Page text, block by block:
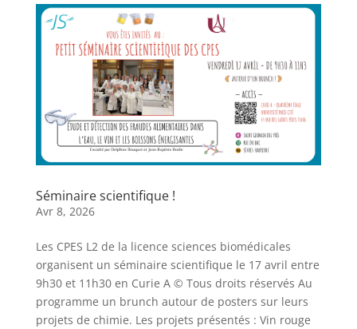
Séminaire scientifique !
Avr 8, 2026
Les CPES L2 de la licence sciences biomédicales
organisent un séminaire scientifique le 17 avril entre
9h30 et 11h30 en Curie A © Tous droits réservés Au
programme un brunch autour de posters sur leurs
projets de chimie. Les projets présentés : Vin rouge